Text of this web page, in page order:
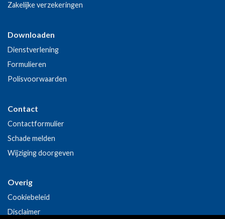
Zakelijke verzekeringen
Downloaden
Dienstverlening
Formulieren
Polisvoorwaarden
Contact
Contactformulier
Schade melden
Wijziging doorgeven
Overig
Cookiebeleid
Disclaimer